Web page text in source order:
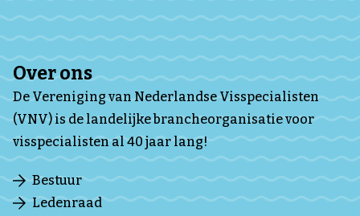
Over ons
De Vereniging van Nederlandse Visspecialisten
(VNV) is de landelijke brancheorganisatie voor
visspecialisten al 40 jaar lang!
Bestuur
Ledenraad